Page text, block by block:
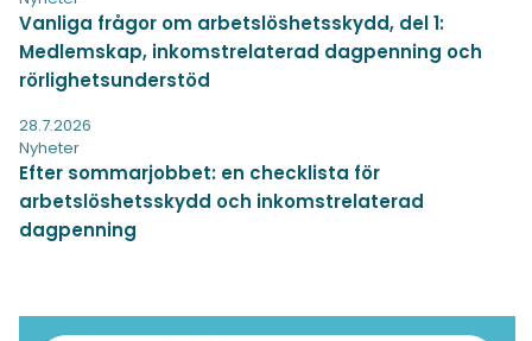
Vanliga frågor om arbetslöshetsskydd, del 1:
Medlemskap, inkomstrelaterad dagpenning och
rörlighetsunderstöd
28.7.2026
Nyheter
Efter sommarjobbet: en checklista för
arbetslöshetsskydd och inkomstrelaterad
dagpenning